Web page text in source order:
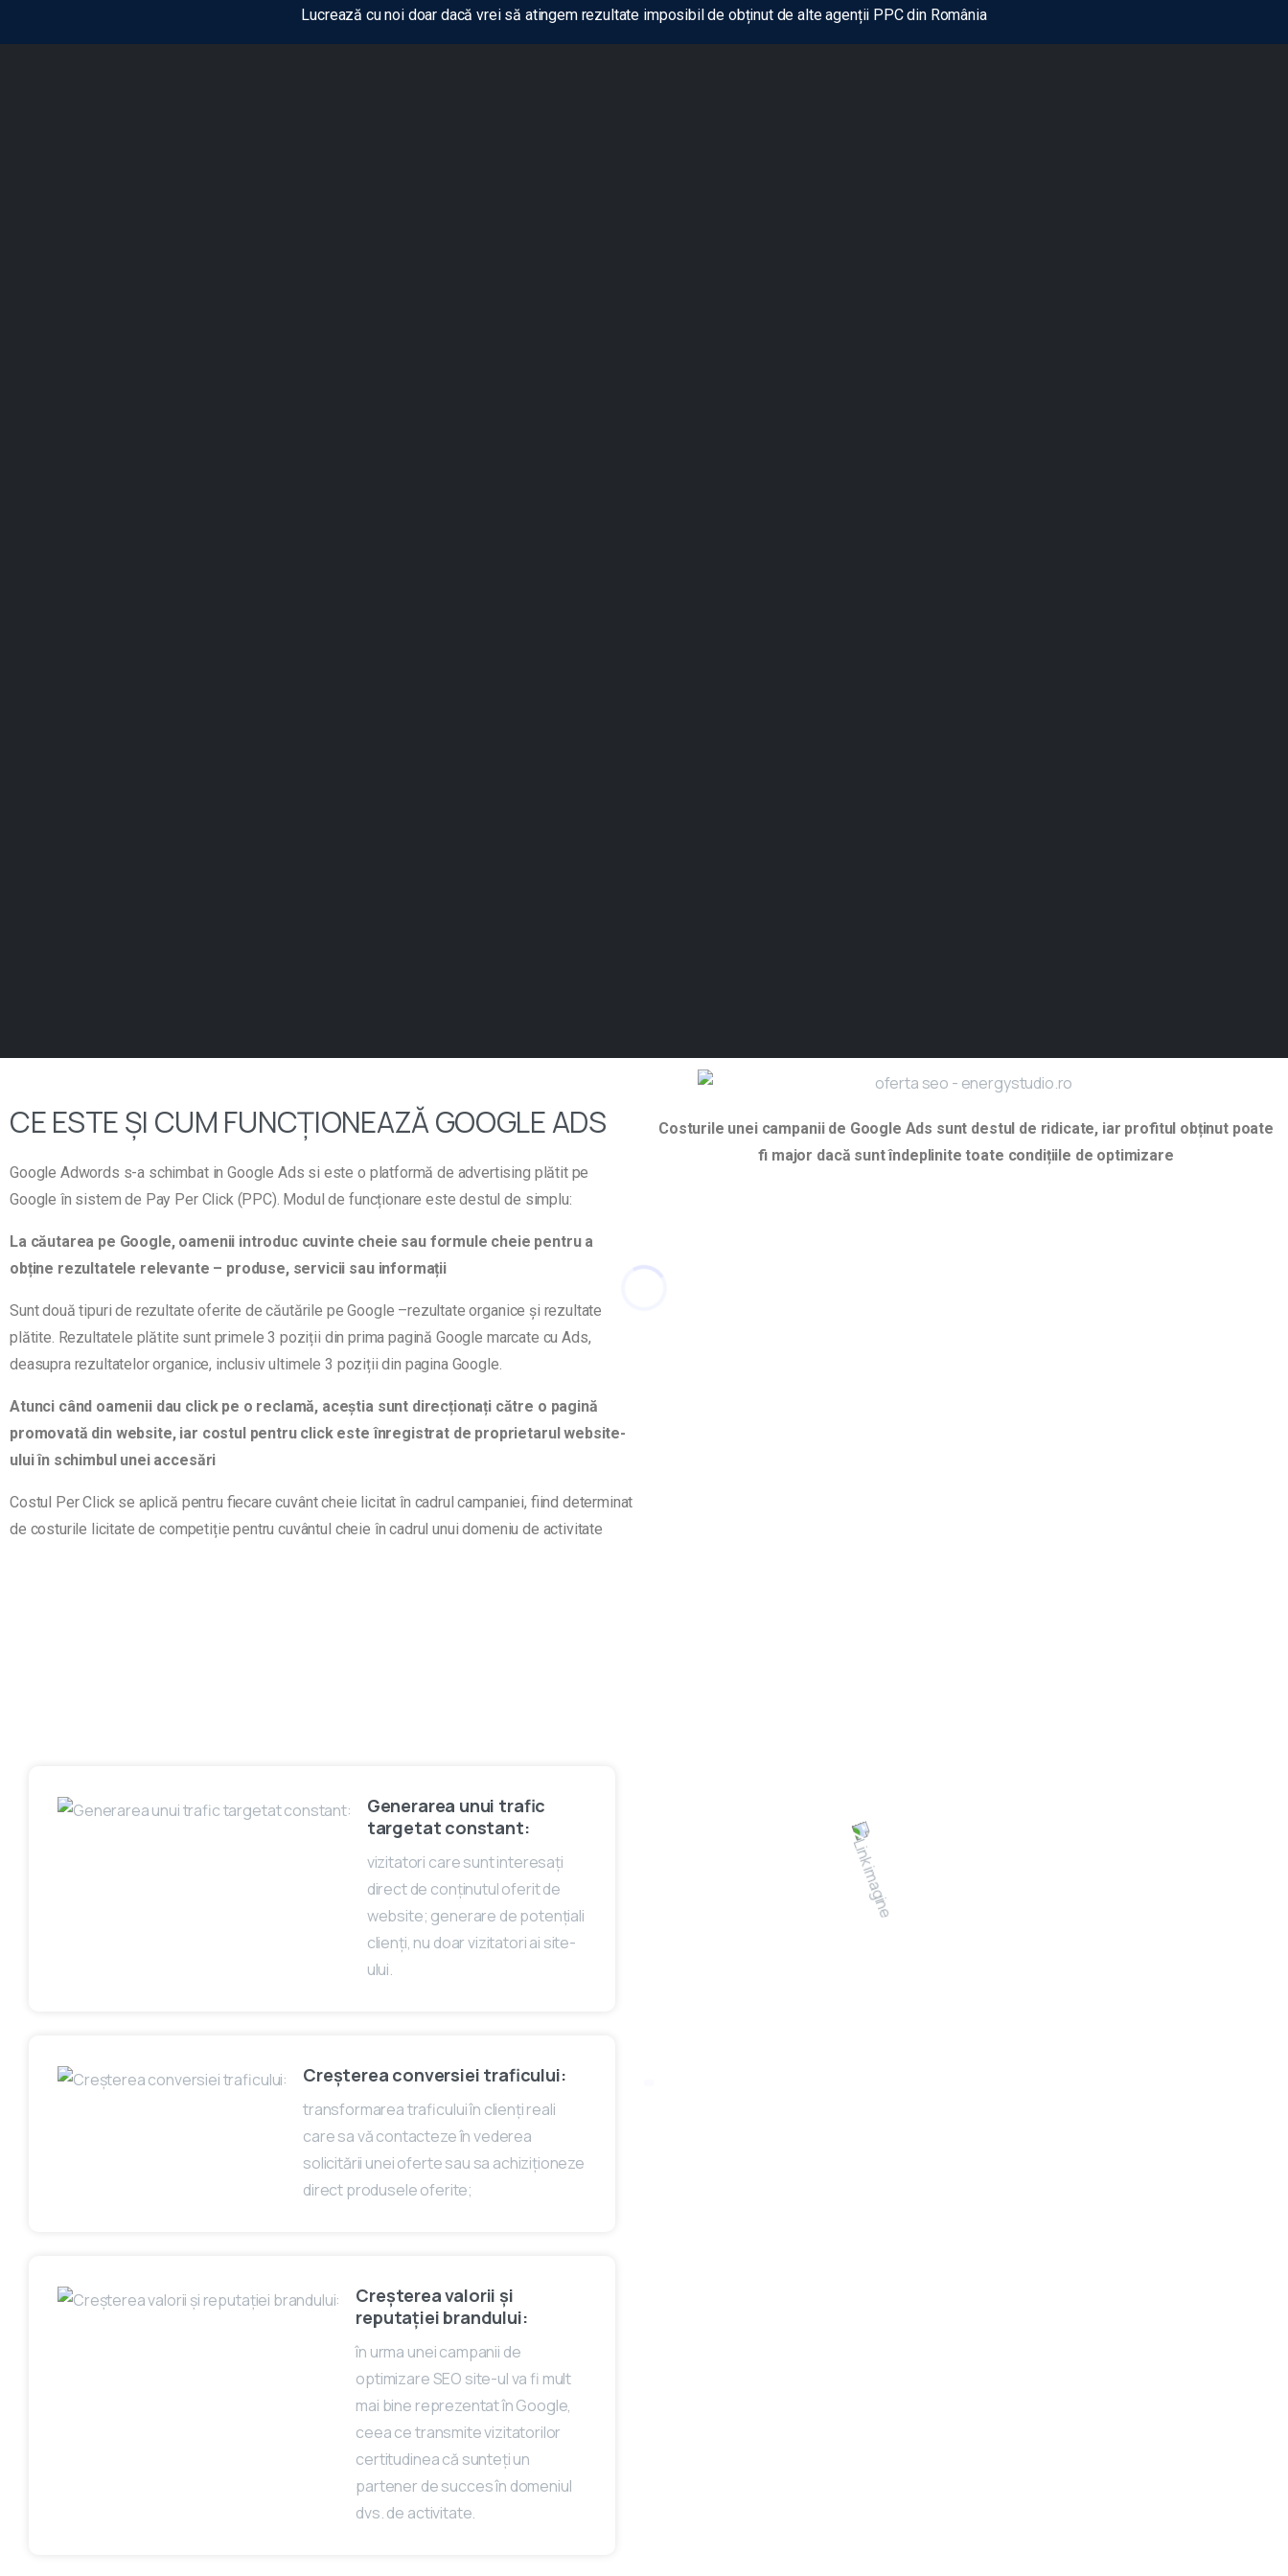
Lucrează cu noi doar dacă vrei să atingem rezultate imposibil de obținut de alte agenții PPC din România
CE ESTE ȘI CUM FUNCȚIONEAZĂ GOOGLE ADS
Google Adwords s-a schimbat in Google Ads si este o platformă de advertising plătit pe
Google în sistem de Pay Per Click (PPC). Modul de funcționare este destul de simplu:
La căutarea pe Google, oamenii introduc cuvinte cheie sau formule cheie pentru a
obține rezultatele relevante – produse, servicii sau informații
Sunt două tipuri de rezultate oferite de căutările pe Google –rezultate organice și rezultate
plătite. Rezultatele plătite sunt primele 3 poziții din prima pagină Google marcate cu Ads,
deasupra rezultatelor organice, inclusiv ultimele 3 poziții din pagina Google.
Atunci când oamenii dau click pe o reclamă, aceștia sunt direcționați către o pagină
promovată din website, iar costul pentru click este înregistrat de proprietarul website-
ului în schimbul unei accesări
Costul Per Click se aplică pentru fiecare cuvânt cheie licitat în cadrul campaniei, fiind determinat
de costurile licitate de competiție pentru cuvântul cheie în cadrul unui domeniu de activitate
Costurile unei campanii de Google Ads sunt destul de ridicate, iar profitul obținut poate
fi major dacă sunt îndeplinite toate condițiile de optimizare
Generarea unui trafic
targetat constant:
vizitatori care sunt interesați
direct de conținutul oferit de
website; generare de potențiali
clienți, nu doar vizitatori ai site-
ului.
Creșterea conversiei traficului:
transformarea traficului în clienți reali
care sa vă contacteze în vederea
solicitării unei oferte sau sa achiziționeze
direct produsele oferite;
Creșterea valorii și
reputației brandului:
în urma unei campanii de
optimizare SEO site-ul va fi mult
mai bine reprezentat în Google,
ceea ce transmite vizitatorilor
certitudinea că sunteți un
partener de succes în domeniul
dvs. de activitate.